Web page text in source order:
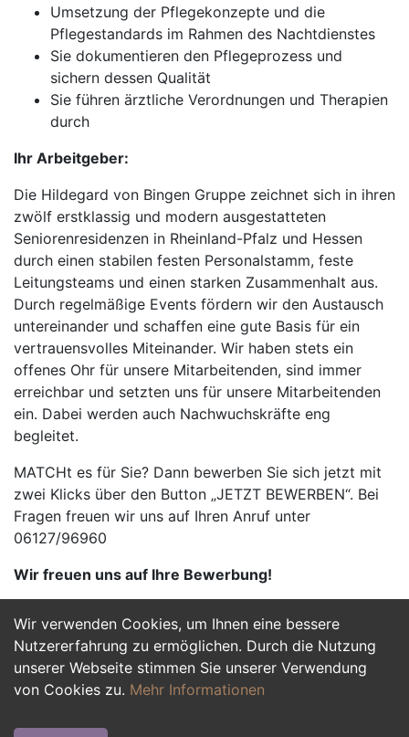
Wir verwenden Cookies, um Ihnen eine bessere
Nutzererfahrung zu ermöglichen. Durch die Nutzung
unserer Webseite stimmen Sie unserer Verwendung
von Cookies zu. Mehr Informationen
Umsetzung der Pflegekonzepte und die
Pflegestandards im Rahmen des Nachtdienstes
Sie dokumentieren den Pflegeprozess und
sichern dessen Qualität
Sie führen ärztliche Verordnungen und Therapien
durch
Ihr Arbeitgeber:
Die Hildegard von Bingen Gruppe zeichnet sich in ihren
zwölf erstklassig und modern ausgestatteten
Seniorenresidenzen in Rheinland-Pfalz und Hessen
durch einen stabilen festen Personalstamm, feste
Leitungsteams und einen starken Zusammenhalt aus.
Durch regelmäßige Events fördern wir den Austausch
untereinander und schaffen eine gute Basis für ein
vertrauensvolles Miteinander. Wir haben stets ein
offenes Ohr für unsere Mitarbeitenden, sind immer
erreichbar und setzten uns für unsere Mitarbeitenden
ein. Dabei werden auch Nachwuchskräfte eng
begleitet.
MATCHt es für Sie? Dann bewerben Sie sich jetzt mit
zwei Klicks über den Button „JETZT BEWERBEN“. Bei
Fragen freuen wir uns auf Ihren Anruf unter
06127/96960
Wir freuen uns auf Ihre Bewerbung!
Jetzt Bewerben